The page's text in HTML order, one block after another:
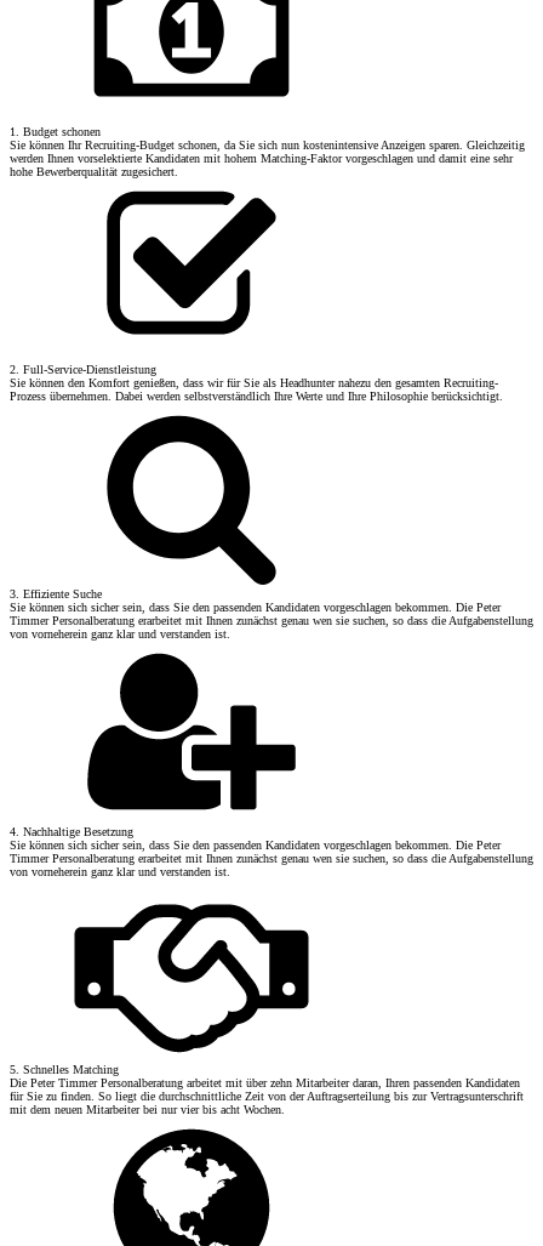
1. Budget schonen
Sie können Ihr Recruiting-Budget schonen, da Sie sich nun kostenintensive Anzeigen sparen. Gleichzeitig
werden Ihnen vorselektierte Kandidaten mit hohem Matching-Faktor vorgeschlagen und damit eine sehr
hohe Bewerberqualität zugesichert.
2. Full-Service-Dienstleistung
Sie können den Komfort genießen, dass wir für Sie als Headhunter nahezu den gesamten Recruiting-
Prozess übernehmen. Dabei werden selbstverständlich Ihre Werte und Ihre Philosophie berücksichtigt.
3. Effiziente Suche
Sie können sich sicher sein, dass Sie den passenden Kandidaten vorgeschlagen bekommen. Die Peter
Timmer Personalberatung erarbeitet mit Ihnen zunächst genau wen sie suchen, so dass die Aufgabenstellung
von vorneherein ganz klar und verstanden ist.
4. Nachhaltige Besetzung
Sie können sich sicher sein, dass Sie den passenden Kandidaten vorgeschlagen bekommen. Die Peter
Timmer Personalberatung erarbeitet mit Ihnen zunächst genau wen sie suchen, so dass die Aufgabenstellung
von vorneherein ganz klar und verstanden ist.
5. Schnelles Matching
Die Peter Timmer Personalberatung arbeitet mit über zehn Mitarbeiter daran, Ihren passenden Kandidaten
für Sie zu finden. So liegt die durchschnittliche Zeit von der Auftragserteilung bis zur Vertragsunterschrift
mit dem neuen Mitarbeiter bei nur vier bis acht Wochen.